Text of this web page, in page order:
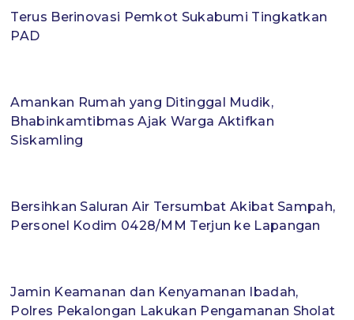
Terus Berinovasi Pemkot Sukabumi Tingkatkan
PAD
Amankan Rumah yang Ditinggal Mudik,
Bhabinkamtibmas Ajak Warga Aktifkan
Siskamling
Bersihkan Saluran Air Tersumbat Akibat Sampah,
Personel Kodim 0428/MM Terjun ke Lapangan
Jamin Keamanan dan Kenyamanan Ibadah,
Polres Pekalongan Lakukan Pengamanan Sholat